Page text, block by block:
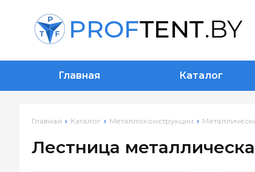
Главная Каталог
Главная Каталог Металлоконструкции
Лестница